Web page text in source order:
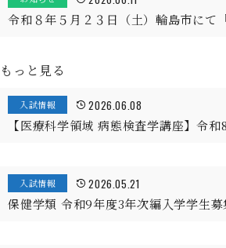
令和８年５月２３日（土）輪島市にて
もっと見る
入試情報 2026.06.08
【医療科学領域 病態検査学講座】令
入試情報 2026.05.21
保健学類 令和9年度3年次編入学学生募